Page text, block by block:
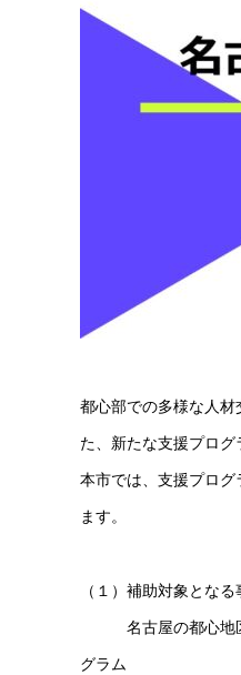
都心部での多様な人
た、新たな支援プロ
本市では、支援プロ
ます。
（１）補助対象となる
名古屋の都心地区
グラム